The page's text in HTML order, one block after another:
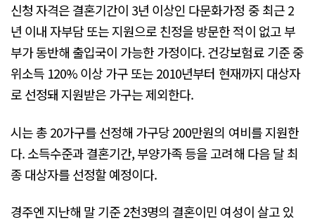
신청 자격은 결혼기간이 3년 이상인 다문화가정 중 최근 2
년 이내 자부담 또는 지원으로 친정을 방문한 적이 없고 부
부가 동반해 출입국이 가능한 가정이다. 건강보험료 기준 중
위소득 120% 이상 가구 또는 2010년부터 현재까지 대상자
로 선정돼 지원받은 가구는 제외한다.
시는 총 20가구를 선정해 가구당 200만원의 여비를 지원한
다. 소득수준과 결혼기간, 부양가족 등을 고려해 다음 달 최
종 대상자를 선정할 예정이다.
경주엔 지난해 말 기준 2천3명의 결혼이민 여성이 살고 있